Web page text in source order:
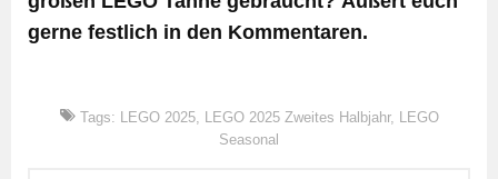
gerne festlich in den Kommentaren.
Tags: LEGO 2025, LEGO 2025 Zweites Halbjahr, LEGO
Seasonal